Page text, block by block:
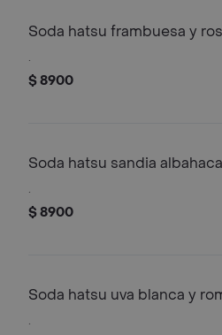
Soda hatsu frambuesa y
.
$ 8900
Soda hatsu sandia
.
$ 8900
Soda hatsu uva blanca y
.